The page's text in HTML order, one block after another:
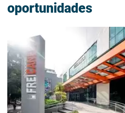
oportunidades